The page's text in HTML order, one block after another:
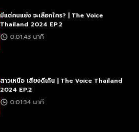
มีแต่คนแย่ง จะเลือกใคร? | The Voice
Thailand 2024 EP.2
0:01:43 นาที
สาวเหนือ เสียงดีเกิน | The Voice Thailand
2024 EP.2
0:01:34 นาที